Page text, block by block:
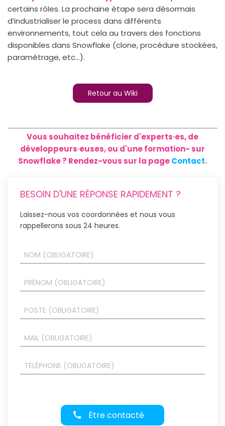
certains rôles. La prochaine étape sera désormais
d’industrialiser le process dans différents
environnements, tout cela au travers des fonctions
disponibles dans Snowflake (clone, procédure stockées,
paramétrage, etc…).
Retour au Wiki
Vous souhaitez bénéficier d'experts·es, de
développeurs·euses, ou d'une formation- sur
Snowflake ? Rendez-vous sur la pageContact.
BESOIN D'UNE RÉPONSE RAPIDEMENT ?
Laissez-nous vos coordonnées et nous vous
rappellerons sous 24 heures.
Être contacté